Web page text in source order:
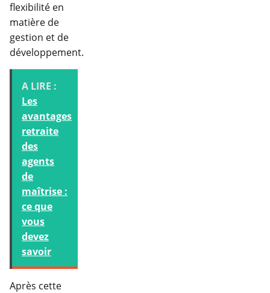
flexibilité en
matière de
gestion et de
développement.
A LIRE :
Les
avantages
retraite
des
agents
de
maîtrise :
ce que
vous
devez
savoir
Après cette